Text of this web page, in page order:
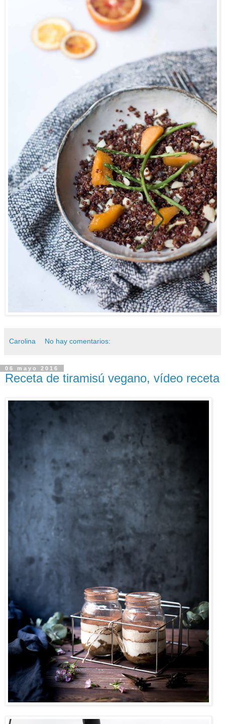
Carolina No hay comentarios:
06 mayo 2016
Receta de tiramisú vegano, vídeo receta